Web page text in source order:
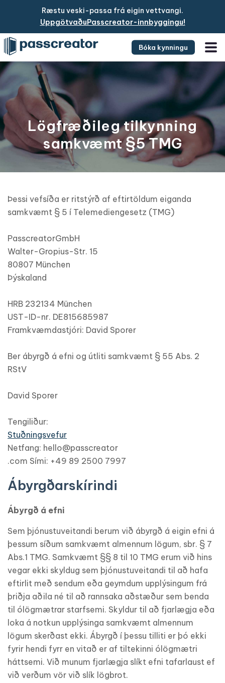
Ræstu veski-passa frá eigin vettvangi.
UppgötvaðuPasscreator-innbyggingu!
Bóka kynningu
Lögfræðileg tilkynning
samkvæmt §5 TMG
Þessi vefsíða er ritstýrð af eftirtöldum eiganda
samkvæmt § 5 í Telemediengesetz (TMG)
PasscreatorGmbH
Walter-Gropius-Str. 15
80807 München
Þýskaland
HRB 232134 München
UST-ID-nr. DE815685987
Framkvæmdastjóri: David Sporer
Ber ábyrgð á efni og útliti samkvæmt § 55 Abs. 2
RStV
David Sporer
Tengiliður:
Stuðningsvefur
Netfang: hello@passcreator
.com Sími: +49 89 2500 7997
Ábyrgðarskírindi
Ábyrgð á efni
Sem þjónustuveitandi berum við ábyrgð á eigin efni á
þessum síðum samkvæmt almennum lögum, sbr. § 7
Abs.1 TMG. Samkvæmt §§ 8 til 10 TMG erum við hins
vegar ekki skyldug sem þjónustuveitandi til að hafa
eftirlit með sendum eða geymdum upplýsingum frá
þriðja aðila né til að rannsaka aðstæður sem benda
til ólögmætrar starfsemi. Skyldur til að fjarlægja eða
loka á notkun upplýsinga samkvæmt almennum
lögum skerðast ekki. Ábyrgð í þessu tilliti er þó ekki
fyrir hendi fyrr en vitað er af tiltekinni ólögmætri
háttsemi. Við munum fjarlægja slíkt efni tafarlaust ef
við verðum vör við slík lögbrot.